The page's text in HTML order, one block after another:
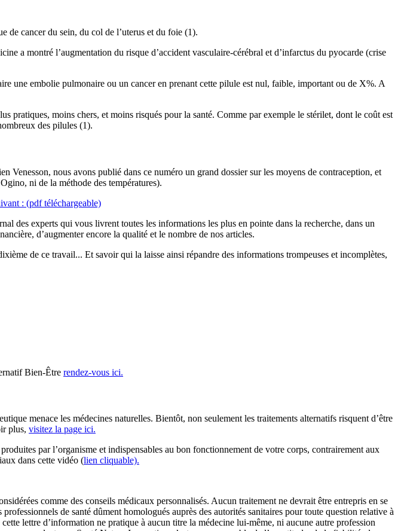
de cancer du sein, du col de l’uterus et du foie (1).
a montré l’augmentation du risque d’accident vasculaire-cérébral et d’infarctus du pyocarde (crise
une embolie pulmonaire ou un cancer en prenant cette pilule est nul, faible, important ou de X%. A
pratiques, moins chers, et moins risqués pour la santé. Comme par exemple le stérilet, dont le coût est
des pilules (1).
nous avons publié dans ce numéro un grand dossier sur les moyens de contraception, et
ni de la méthode des températures).
: (pdf téléchargeable)
des experts qui vous livrent toutes les informations les plus en pointe dans la recherche, dans un
d’augmenter encore la qualité et le nombre de nos articles.
de ce travail... Et savoir qui la laisse ainsi répandre des informations trompeuses et incomplètes,
Bien-Être rendez-vous ici.
menace les médecines naturelles. Bientôt, non seulement les traitements alternatifs risquent d’être
plus, visitez la page ici.
par l’organisme et indispensables au bon fonctionnement de votre corps, contrairement aux
dans cette vidéo (lien cliquable).
comme des conseils médicaux personnalisés. Aucun traitement ne devrait être entrepris en se
de santé dûment homologués auprès des autorités sanitaires pour toute question relative à
lettre d’information ne pratique à aucun titre la médecine lui-même, ni aucune autre profession